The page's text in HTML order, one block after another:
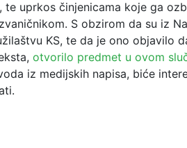
te uprkos činjenicama koje ga
S obzirom da su iz
KS, te da je ono objavilo
otvorilo predmet u ovom
iz medijskih napisa, biće